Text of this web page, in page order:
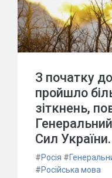
З початку
пройшло
зіткнень,
Сил України.
#Росія #
#Російська мова